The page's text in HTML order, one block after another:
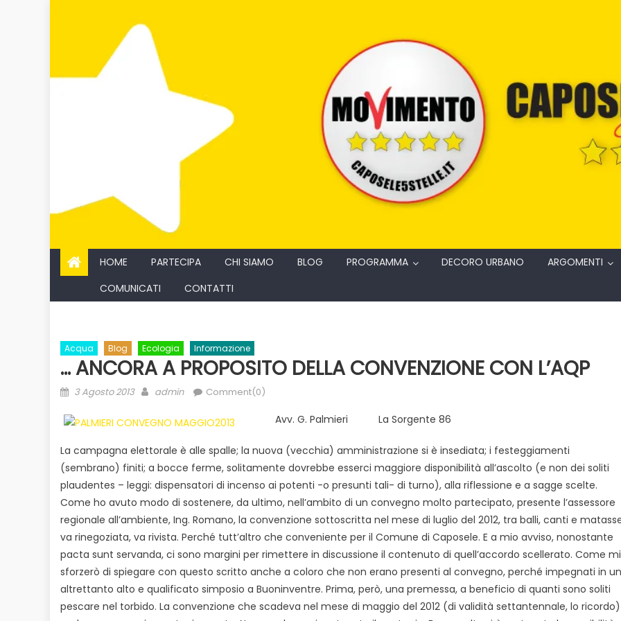
HOME PARTECIPA CHI SIAMO BLOG PROGRAMMA DECORO URBANO ARGOMENTI
COMUNICATI
CONTATTI
Acqua Blog Ecologia Informazione
… ANCORA A PROPOSITO DELLA CONVENZIONE CON L’AQP
Posted
3 Agosto 2013 Author
admin Comment(0)
Avv. G. Palmieri La Sorgente 86
La campagna elettorale è alle spalle; la nuova (vecchia) amministrazione si è insediata; i festeggiamenti
(sembrano) finiti; a bocce ferme, solitamente dovrebbe esserci maggiore disponibilità all’ascolto (e non dei soliti
plaudentes – leggi: dispensatori di incenso ai potenti -o presunti tali- di turno), alla riflessione e a sagge scelte.
Come ho avuto modo di sostenere, da ultimo, nell’ambito di un convegno molto partecipato, presente l’assessore
regionale all’ambiente, Ing. Romano, la convenzione sottoscritta nel mese di luglio del 2012, tra balli, canti e
va rinegoziata, va rivista. Perché tutt’altro che conveniente per il Comune di Caposele. E a mio avviso, nonostante
pacta sunt servanda, ci sono margini per rimettere in discussione il contenuto di quell’accordo scellerato. Come mi
sforzerò di spiegare con questo scritto anche a coloro che non erano presenti al convegno, perché impegnati in un
altrettanto alto e qualificato simposio a Buoninventre. Prima, però, una premessa, a beneficio di quanti sono soliti
pescare nel torbido. La convenzione che scadeva nel mese di maggio del 2012 (di validità settantennale, lo ricordo)
Evidenza Informazione
Bilancio in consiglio con un occhio
alle urne
Ecologia Evidenza Informazione
Duro attacco al biologico italiano
dai Paesi del Nord. Il settore è a
rischio
Informazione
Acque sempre agitate tra i
democratici di Caposele